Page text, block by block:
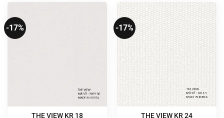
-17%
THE VIEW KR 18
-17%
THE VIEW KR 24